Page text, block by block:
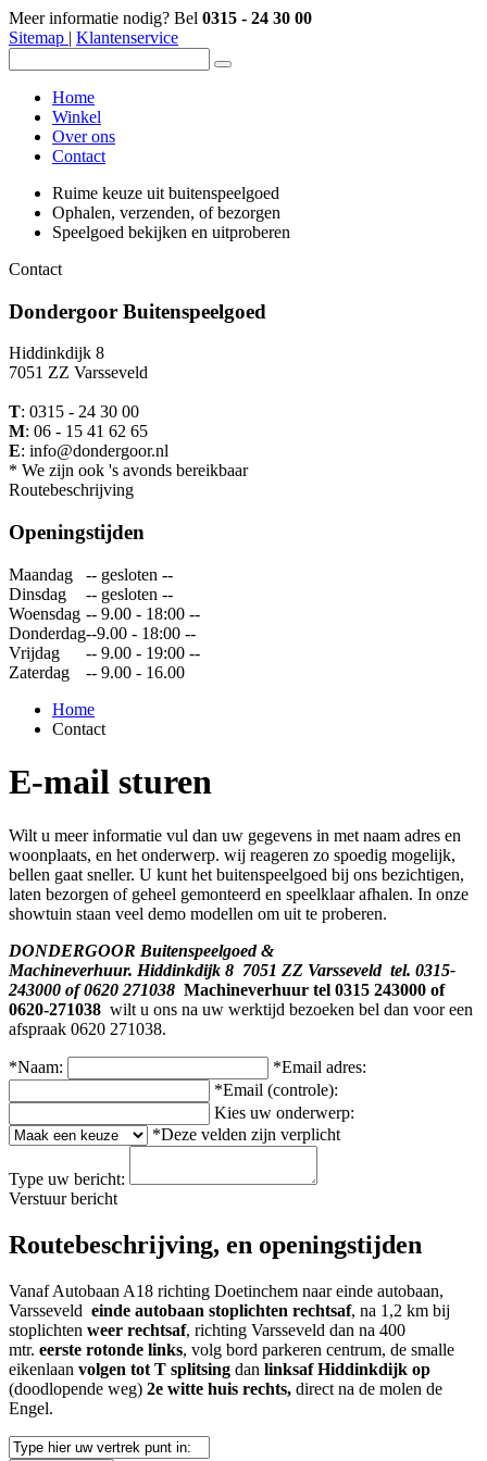
Meer informatie nodig? Bel 0315 - 24 30 00
Sitemap | Klantenservice
Home
Winkel
Over ons
Contact
Ruime keuze uit buitenspeelgoed
Ophalen, verzenden, of bezorgen
Speelgoed bekijken en uitproberen
Contact
Dondergoor Buitenspeelgoed
Hiddinkdijk 8
7051 ZZ Varsseveld
T: 0315 - 24 30 00
M: 06 - 15 41 62 65
E: info@dondergoor.nl
* We zijn ook 's avonds bereikbaar
Routebeschrijving
Openingstijden
Maandag
-- gesloten --
Dinsdag
-- gesloten --
Woensdag -- 9.00 - 18:00 --
Donderdag--9.00 - 18:00 --
Vrijdag
-- 9.00 - 19:00 --
Zaterdag
-- 9.00 - 16.00
Home
Contact
E-mail sturen
Wilt u meer informatie vul dan uw gegevens in met naam adres en
woonplaats, en het onderwerp. wij reageren zo spoedig mogelijk,
bellen gaat sneller. U kunt het buitenspeelgoed bij ons bezichtigen,
laten bezorgen of geheel gemonteerd en speelklaar afhalen. In onze
showtuin staan veel demo modellen om uit te proberen.
DONDERGOOR Buitenspeelgoed &
Machineverhuur. Hiddinkdijk 8 7051 ZZ Varsseveld tel. 0315-
243000 of 0620 271038 Machineverhuur tel 0315 243000 of
0620-271038 wilt u ons na uw werktijd bezoeken bel dan voor een
afspraak 0620 271038.
*Naam:
*Email adres:
*Email (controle):
Kies uw onderwerp:
*Deze velden zijn verplicht
Type uw bericht:
Verstuur bericht
Routebeschrijving, en openingstijden
Vanaf Autobaan A18 richting Doetinchem naar einde autobaan,
Varsseveld einde autobaan stoplichten rechtsaf, na 1,2 km bij
stoplichten weer rechtsaf, richting Varsseveld dan na 400
mtr. eerste rotonde links, volg bord parkeren centrum, de smalle
eikenlaan volgen tot T splitsing dan linksaf Hiddinkdijk op
(doodlopende weg) 2e witte huis rechts, direct na de molen de
Engel.